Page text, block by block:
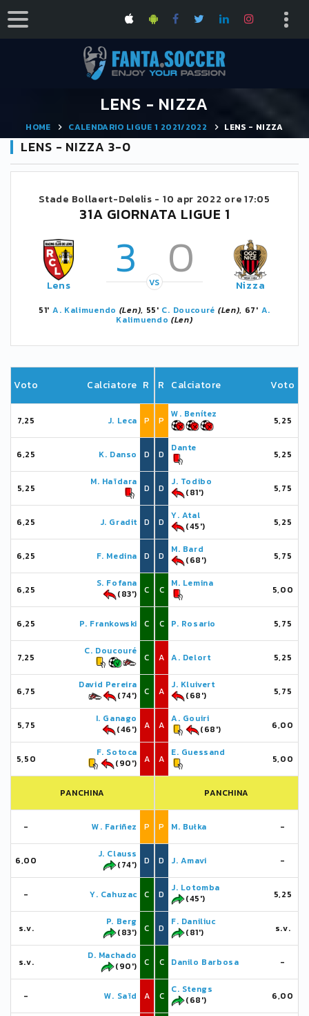
LENS - NIZZA
HOME CALENDARIO LIGUE 1 2021/2022 LENS - NIZZA
LENS - NIZZA 3-0
Stade Bollaert-Delelis - 10 apr 2022 ore 17:05
31A GIORNATA LIGUE 1
Lens 3 0
VS Nizza
51' A. Kalimuendo (Len), 55' C. Doucouré (Len), 67' A.
Kalimuendo (Len)
Voto Calciatore R
7,25 J. Leca P
6,25 K. Danso D
5,25
M. Haïdara
D
6,25 J. Gradit D
6,25 F. Medina D
6,25
S. Fofana
(83')
C
6,25 P. Frankowski C
7,25
C. Doucouré
C
6,75
David Pereira
(74')
C
5,75
I. Ganago
(46')
A
5,50
F. Sotoca
(90')
A
PANCHINA
- W. Fariñez P
6,00
J. Clauss
(74')
D
- Y. Cahuzac C
s.v.
P. Berg
(83')
C
s.v.
D. Machado
(90')
C
- W. Saïd A
R Calciatore Voto
P
W. Benítez
5,25
D
Dante
5,25
D
J. Todibo
(81')
5,75
D
Y. Atal
(45')
5,25
D
M. Bard
(68')
5,75
C
M. Lemina
5,00
C P. Rosario 5,75
A A. Delort 5,25
A
J. Kluivert
(68')
5,75
A
A. Gouiri
(68')
6,00
A
E. Guessand
5,00
PANCHINA
P M. Bułka -
D J. Amavi -
D
J. Lotomba
(45')
5,25
D
F. Daniliuc
(81')
s.v.
C Danilo Barbosa -
C
C. Stengs
(68')
6,00